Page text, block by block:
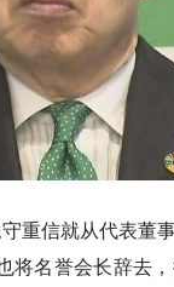
重信就从代表董
将名誉会长辞去